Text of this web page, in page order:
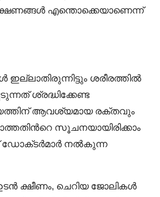
എന്തൊക്കെയാണെന്ന്
ശരീരത്തിൽ
ശ്രദ്ധിക്കേണ്ട
ആവശ്യമായ രക്തവും
സൂചനയായിരിക്കാം
ഡോക്‌ടർമാർ നൽകുന്ന
ക്ഷീണം, ചെറിയ ജോലികള്‍